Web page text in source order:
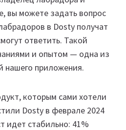
вы можете задать вопрос
в Dosty получат
ответить. Такой
и опытом — одна из
нашего приложения.
которым сами хотели
Dosty в феврале 2024
идет стабильно: 41%